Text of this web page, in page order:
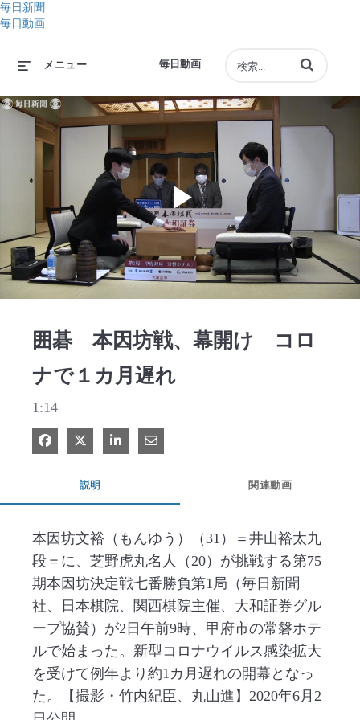
毎日新聞
毎日動画
毎日動画
メニュー 動画の検索語句
Play
囲碁 本因坊戦、幕開け コロ
ナで１カ月遅れ
1:14
Facebook で共有
Xで共有する
LinkedIn で共有
電子メールで共有
説明 関連動画
本因坊文裕（もんゆう）（31）＝井山裕太九
段＝に、芝野虎丸名人（20）が挑戦する第75
期本因坊決定戦七番勝負第1局（毎日新聞
社、日本棋院、関西棋院主催、大和証券グル
ープ協賛）が2日午前9時、甲府市の常磐ホテ
ルで始まった。新型コロナウイルス感染拡大
を受けて例年より約1カ月遅れの開幕となっ
た。【撮影・竹内紀臣、丸山進】2020年6月2